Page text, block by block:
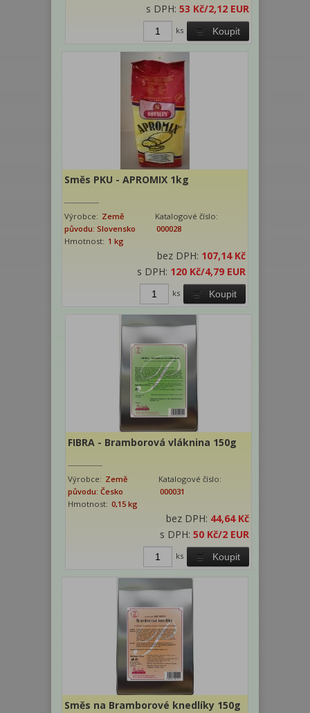
s DPH:53 Kč/2,12 EUR
Koupit
ks
Směs PKU - APROMIX 1kg
Výrobce: Země
původu: Slovensko
Katalogové číslo:
000028
Hmotnost: 1 kg
bez DPH: 107,14 Kč
s DPH: 120 Kč/4,79 EUR
Koupit
ks
FIBRA - Bramborová vláknina 150g
Výrobce: Země
původu: Česko
Katalogové číslo:
000031
Hmotnost: 0,15 kg
bez DPH: 44,64 Kč
s DPH:50 Kč/2 EUR
Koupit
ks
Směs na Bramborové knedlíky 150g